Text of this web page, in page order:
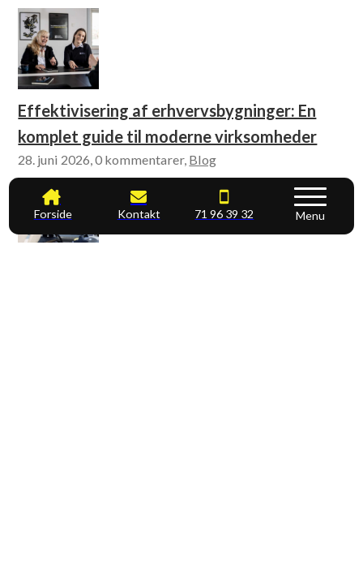
Forside Kontakt 71 96 39 32 Menu
Effektivisering af erhvervsbygninger: En
komplet guide til moderne virksomheder
28. juni 2026, 0 kommentarer, Blog